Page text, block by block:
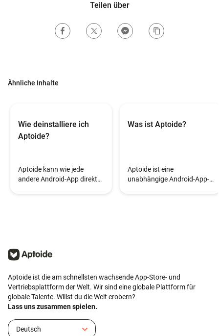
Teilen über
Ähnliche Inhalte
Wie deinstalliere ich
Aptoide?
Aptoide kann wie jede
andere Android-App direkt
Was ist Aptoide?
Aptoide ist eine
unabhängige Android-App-
Aptoide ist die am schnellsten wachsende App-Store- und
Vertriebsplattform der Welt. Wir sind eine globale Plattform für
globale Talente. Willst du die Welt erobern?
Lass uns zusammen spielen.
Deutsch